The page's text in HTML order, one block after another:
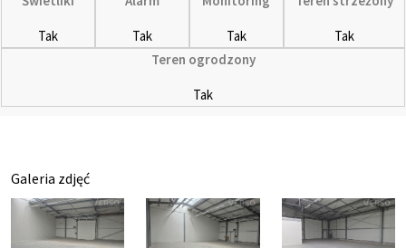
Tak Tak Tak
Tak
Teren ogrodzony
Tak
Galeria zdjęć